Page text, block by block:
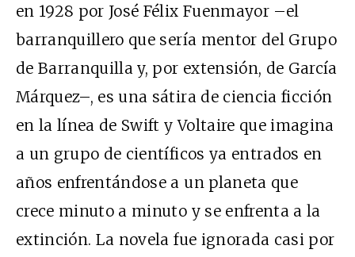
en 1928 por José Félix Fuenmayor –el
barranquillero que sería mentor del Grupo
de Barranquilla y, por extensión, de García
Márquez–, es una sátira de ciencia ficción
en la línea de Swift y Voltaire que imagina
a un grupo de científicos ya entrados en
años enfrentándose a un planeta que
crece minuto a minuto y se enfrenta a la
extinción. La novela fue ignorada casi por